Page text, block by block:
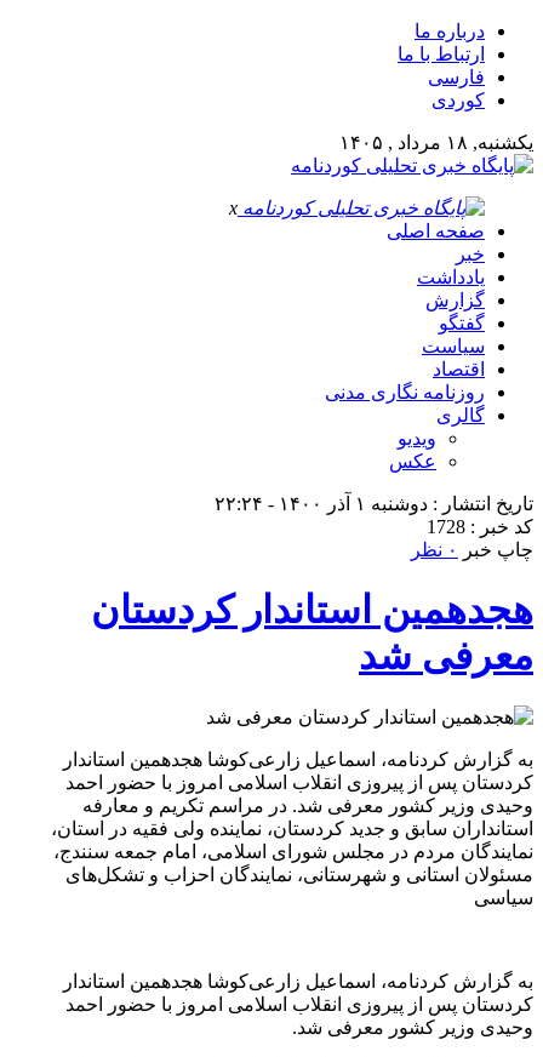
درباره ما
ارتباط با ما
فارسی
کوردی
یکشنبه, ۱۸ مرداد , ۱۴۰۵
x
صفحه اصلی
خبر
یادداشت
گزارش
گفتگو
سیاست
اقتصاد
روزنامه نگاری مدنی
گالری
ویدیو
عکس
تاریخ انتشار : دوشنبه ۱ آذر ۱۴۰۰ - ۲۲:۲۴
کد خبر : 1728
چاپ خبر
۰ نظر
هجدهمین استاندار کردستان
معرفی شد
به گزارش کردنامه، اسماعیل زارعی‌کوشا هجدهمین استاندار
کردستان پس از پیروزی انقلاب اسلامی امروز با حضور احمد
وحیدی وزیر کشور معرفی شد. در مراسم تکریم و معارفه
استانداران سابق و جدید کردستان، نماینده ولی فقیه در استان،
نمایندگان مردم در مجلس شورای اسلامی، امام جمعه سنندج،
مسئولان استانی و شهرستانی، نمایندگان احزاب و تشکل‌های
سیاسی
به گزارش کردنامه، اسماعیل زارعی‌کوشا هجدهمین استاندار
کردستان پس از پیروزی انقلاب اسلامی امروز با حضور احمد
وحیدی وزیر کشور معرفی شد.